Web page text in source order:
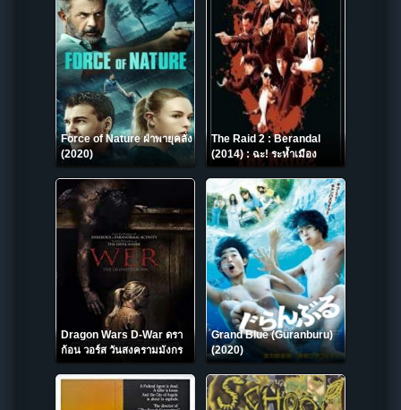
Force of Nature ฝ่าพายุคลั่ง
(2020)
The Raid 2 : Berandal
(2014) : ฉะ! ระห้ำเมือง
Dragon Wars D-War ดรา
ก้อน วอร์ส วันสงครามมังกร
ล้างพันธุ์มนุษย์ (2007)
Grand Blue (Guranburu)
(2020)